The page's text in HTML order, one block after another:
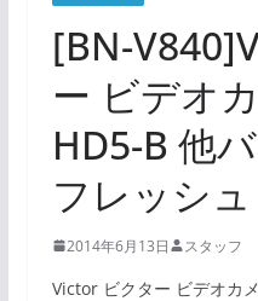
[BN-
ー ビデオ
HD5-B 他
フレッシュ
2014年6月13日 スタッフ
Victor ビクター ビデオカ